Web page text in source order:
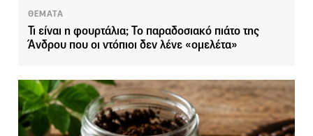
ΘΕΜΑΤΑ
Τι είναι η φουρτάλια; Το παραδοσιακό πιάτο της
Άνδρου που οι ντόπιοι δεν λένε «ομελέτα»